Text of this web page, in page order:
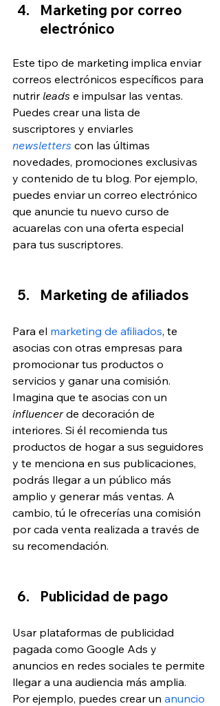
Marketing por correo
electrónico
Este tipo de marketing implica enviar
correos electrónicos específicos para
nutrir leads e impulsar las ventas.
Puedes crear una lista de
suscriptores y enviarles
newsletters con las últimas
novedades, promociones exclusivas
y contenido de tu blog. Por ejemplo,
puedes enviar un correo electrónico
que anuncie tu nuevo curso de
acuarelas con una oferta especial
para tus suscriptores.
Marketing de afiliados
Para el marketing de afiliados, te
asocias con otras empresas para
promocionar tus productos o
servicios y ganar una comisión.
Imagina que te asocias con un
influencer de decoración de
interiores. Si él recomienda tus
productos de hogar a sus seguidores
y te menciona en sus publicaciones,
podrás llegar a un público más
amplio y generar más ventas. A
cambio, tú le ofrecerías una comisión
por cada venta realizada a través de
su recomendación.
Publicidad de pago
Usar plataformas de publicidad
pagada como Google Ads y
anuncios en redes sociales te permite
llegar a una audiencia más amplia.
Por ejemplo, puedes crear un anuncio